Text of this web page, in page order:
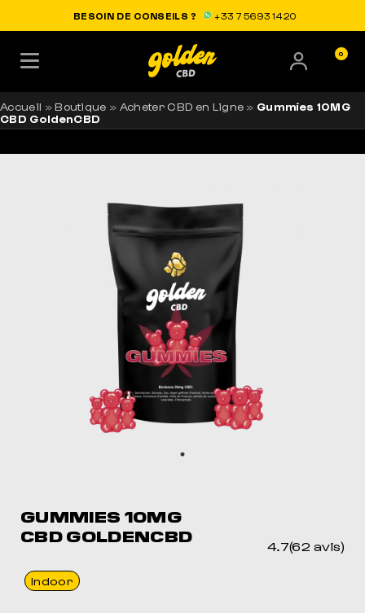
0
LIVRAISON OFFERTE EN FRANCE
BESOIN DE CONSEILS ? +33 7 56 93 14 20
Accueil »Boutique » Acheter CBD en Ligne » Gummies 10MG
CBD GoldenCBD
GUMMIES 10MG
CBD GOLDENCBD
4.7(62 avis)
Indoor